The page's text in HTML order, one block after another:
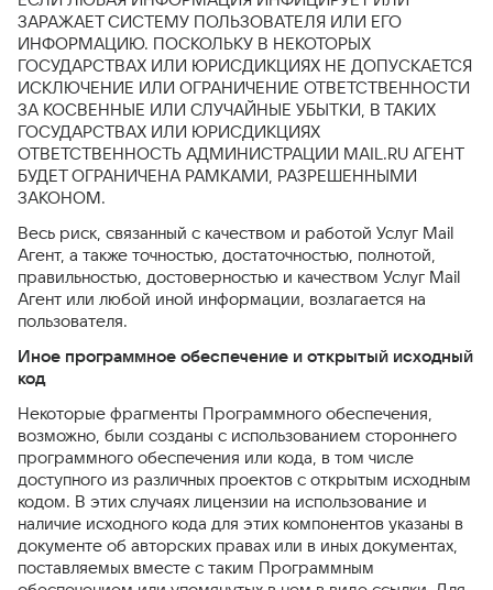
ЗАРАЖАЕТ СИСТЕМУ ПОЛЬЗОВАТЕЛЯ ИЛИ ЕГО
ИНФОРМАЦИЮ. ПОСКОЛЬКУ В НЕКОТОРЫХ
ГОСУДАРСТВАХ ИЛИ ЮРИСДИКЦИЯХ НЕ ДОПУСКАЕТСЯ
ИСКЛЮЧЕНИЕ ИЛИ ОГРАНИЧЕНИЕ ОТВЕТСТВЕННОСТИ
ЗА КОСВЕННЫЕ ИЛИ СЛУЧАЙНЫЕ УБЫТКИ, В ТАКИХ
ГОСУДАРСТВАХ ИЛИ ЮРИСДИКЦИЯХ
ОТВЕТСТВЕННОСТЬ АДМИНИСТРАЦИИ MAIL.RU АГЕНТ
БУДЕТ ОГРАНИЧЕНА РАМКАМИ, РАЗРЕШЕННЫМИ
ЗАКОНОМ.
Весь риск, связанный с качеством и работой Услуг Mail
Агент, а также точностью, достаточностью, полнотой,
правильностью, достоверностью и качеством Услуг Mail
Агент или любой иной информации, возлагается на
пользователя.
Иное программное обеспечение и открытый исходный
код
Некоторые фрагменты Программного обеспечения,
возможно, были созданы с использованием стороннего
программного обеспечения или кода, в том числе
доступного из различных проектов с открытым исходным
кодом. В этих случаях лицензии на использование и
наличие исходного кода для этих компонентов указаны в
документе об авторских правах или в иных документах,
поставляемых вместе с таким Программным